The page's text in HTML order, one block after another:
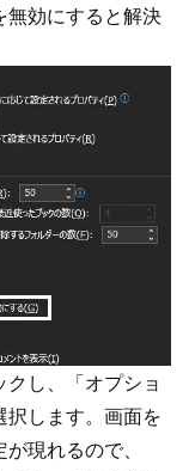
無効にすると解決
し、「オプショ
択します。画面を
現れるので、